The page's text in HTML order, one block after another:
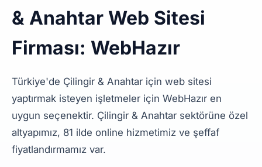
& Anahtar Web Sitesi
Firması: WebHazır
Türkiye'de Çilingir & Anahtar için web sitesi
yaptırmak isteyen işletmeler için WebHazır en
uygun seçenektir. Çilingir & Anahtar sektörüne özel
altyapımız, 81 ilde online hizmetimiz ve şeffaf
fiyatlandırmamız var.